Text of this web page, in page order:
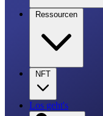
Ressourcen
NFT
Los geht's